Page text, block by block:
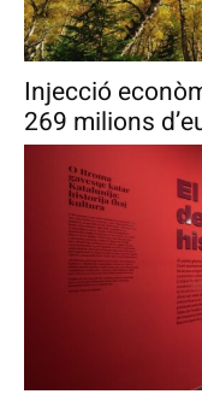
Injecció
269 milions